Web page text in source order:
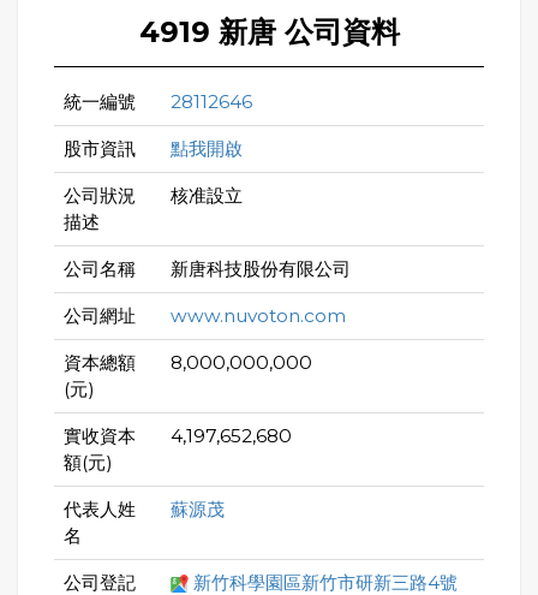
4919 新唐 公司資料
統一編號 28112646
股市資訊 點我開啟
公司狀況
描述
核准設立
公司名稱 新唐科技股份有限公司
公司網址 www.nuvoton.com
資本總額
(元)
8,000,000,000
實收資本
額(元)
4,197,652,680
代表人姓
名
蘇源茂
公司登記
新竹科學園區新竹市研新三路4號